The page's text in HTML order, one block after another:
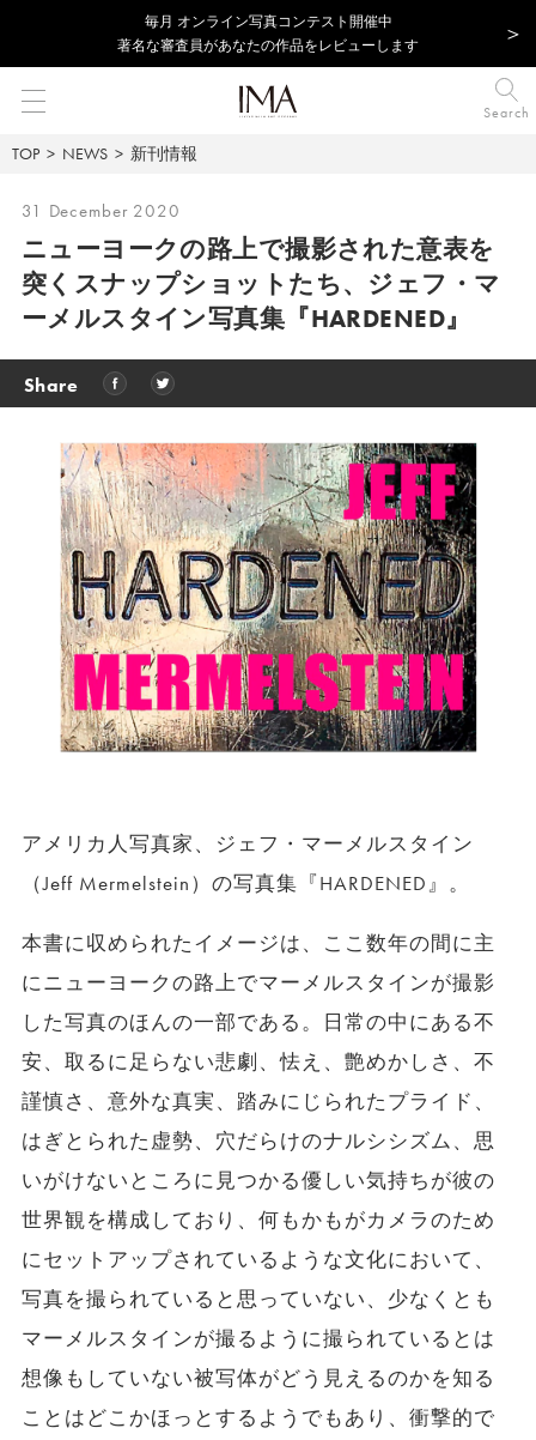
毎⽉ オンライン写真コンテスト開催中
著名な審査員があなたの作品をレビューします
Search
TOP NEWS 新刊情報
31 December 2020
ニューヨークの路上で撮影された意表を
突くスナップショットたち、ジェフ・マ
ーメルスタイン写真集『HARDENED』
Share
アメリカ人写真家、ジェフ・マーメルスタイン
（Jeff Mermelstein）の写真集『HARDENED』。
本書に収められたイメージは、ここ数年の間に主
にニューヨークの路上でマーメルスタインが撮影
した写真のほんの一部である。日常の中にある不
安、取るに足らない悲劇、怯え、艶めかしさ、不
謹慎さ、意外な真実、踏みにじられたプライド、
はぎとられた虚勢、穴だらけのナルシシズム、思
いがけないところに見つかる優しい気持ちが彼の
世界観を構成しており、何もかもがカメラのため
にセットアップされているような文化において、
写真を撮られていると思っていない、少なくとも
マーメルスタインが撮るように撮られているとは
想像もしていない被写体がどう見えるのかを知る
ことはどこかほっとするようでもあり、衝撃的で